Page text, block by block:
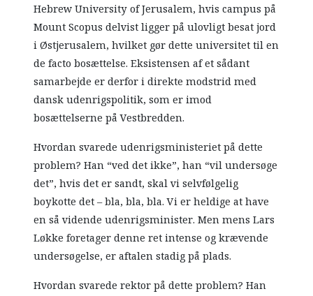
Hebrew University of Jerusalem, hvis campus på
Mount Scopus delvist ligger på ulovligt besat jord
i Østjerusalem, hvilket gør dette universitet til en
de facto bosættelse. Eksistensen af et sådant
samarbejde er derfor i direkte modstrid med
dansk udenrigspolitik, som er imod
bosættelserne på Vestbredden.
Hvordan svarede udenrigsministeriet på dette
problem? Han “ved det ikke”, han “vil undersøge
det”, hvis det er sandt, skal vi selvfølgelig
boykotte det – bla, bla, bla. Vi er heldige at have
en så vidende udenrigsminister. Men mens Lars
Løkke foretager denne ret intense og krævende
undersøgelse, er aftalen stadig på plads.
Hvordan svarede rektor på dette problem? Han